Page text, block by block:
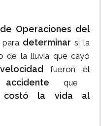
Operaciones del
determinar si la
de la lluvia que cayó
fueron el
accidente que
la vida al